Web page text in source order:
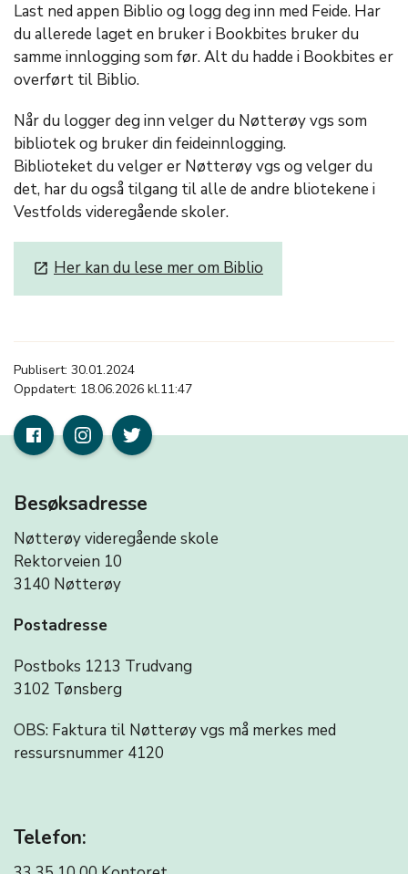
Last ned appen Biblio og logg deg inn med Feide. Har
du allerede laget en bruker i Bookbites bruker du
samme innlogging som før. Alt du hadde i Bookbites er
overført til Biblio.
Når du logger deg inn velger du Nøtterøy vgs som
bibliotek og bruker din feideinnlogging.
Biblioteket du velger er Nøtterøy vgs og velger du
det, har du også tilgang til alle de andre bliotekene i
Vestfolds videregående skoler.
launch Her kan du lese mer om Biblio
Publisert: 30.01.2024
Oppdatert: 18.06.2026 kl.11:47
Besøksadresse
Nøtterøy videregående skole
Rektorveien 10
3140 Nøtterøy
Postadresse
Postboks 1213 Trudvang
3102 Tønsberg
OBS: Faktura til Nøtterøy vgs må merkes med
ressursnummer 4120
Telefon: